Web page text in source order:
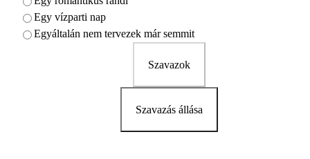
Egy vízparti nap
Egyáltalán nem tervezek már semmit
Szavazok
Szavazás állása